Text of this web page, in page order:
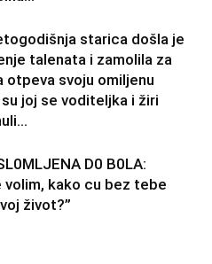
starica došla je
talenata i zamolila za
otpeva svoju omiljenu
joj se voditeljka i žiri
D0 B0LA:
volim, kako cu bez tebe
život?”